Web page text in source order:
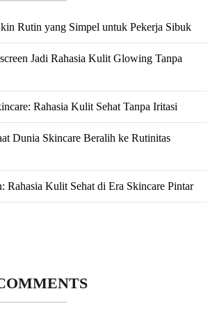
Rutin yang Simpel untuk Pekerja Sibuk
Jadi Rahasia Kulit Glowing Tanpa
Rahasia Kulit Sehat Tanpa Iritasi
Dunia Skincare Beralih ke Rutinitas
Rahasia Kulit Sehat di Era Skincare Pintar